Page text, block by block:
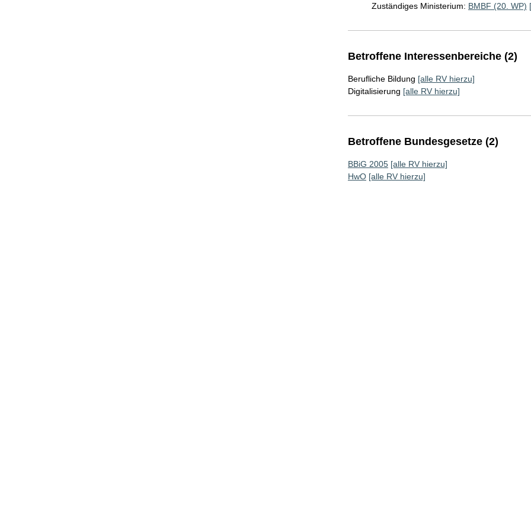
Zuständiges Ministerium: BMBF (20. WP)
Betroffene Interessenbereiche (2)
Berufliche Bildung [alle RV hierzu]
Digitalisierung [alle RV hierzu]
Betroffene Bundesgesetze (2)
BBiG 2005 [alle RV hierzu]
HwO [alle RV hierzu]